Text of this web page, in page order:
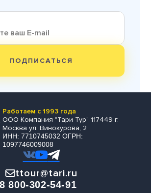
ПОДПИСАТЬСЯ
Работаем с 1993 года
ООО Компания "Тари Тур" 117449 г.
Москва ул. Винокурова, 2
ИНН: 7710745032 ОГРН:
1097746009008
ttour@tari.ru
8 800-302-54-91